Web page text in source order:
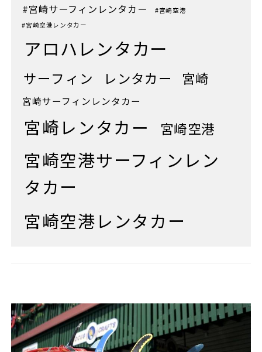
#宮崎サーフィンレンタカー
#宮崎空港
#宮崎空港レンタカー
アロハレンタカー
サーフィン レンタカー 宮崎
宮崎サーフィンレンタカー
宮崎レンタカー 宮崎空港
宮崎空港サーフィンレン
タカー
宮崎空港レンタカー